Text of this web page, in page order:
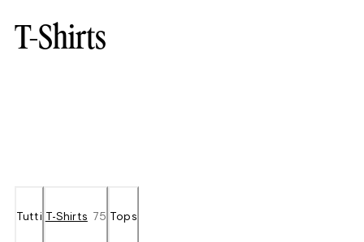
T-Shirts
Tutti T-Shirts 75 Tops